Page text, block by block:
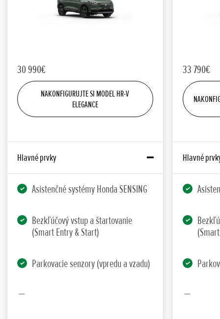
30 990€
NAKONFIGURUJTE SI MODEL HR-V
ELEGANCE
Hlavné prvky
Asistenčné systémy Honda SENSING
Bezkľúčový vstup a štartovanie
(Smart Entry & Start)
Parkovacie senzory (vpredu a vzadu)
33 790€
Hlavné